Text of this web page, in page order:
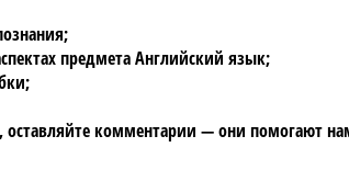
предмета Английский язык;
комментарии — они помогают